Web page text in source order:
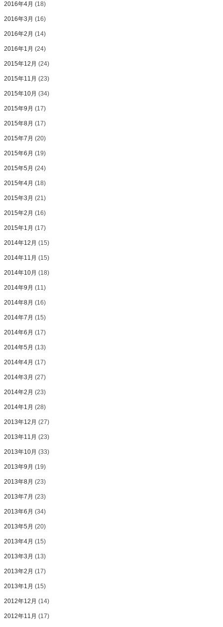
2016年4月 (18)
2016年3月 (16)
2016年2月 (14)
2016年1月 (24)
2015年12月 (24)
2015年11月 (23)
2015年10月 (34)
2015年9月 (17)
2015年8月 (17)
2015年7月 (20)
2015年6月 (19)
2015年5月 (24)
2015年4月 (18)
2015年3月 (21)
2015年2月 (16)
2015年1月 (17)
2014年12月 (15)
2014年11月 (15)
2014年10月 (18)
2014年9月 (11)
2014年8月 (16)
2014年7月 (15)
2014年6月 (17)
2014年5月 (13)
2014年4月 (17)
2014年3月 (27)
2014年2月 (23)
2014年1月 (28)
2013年12月 (27)
2013年11月 (23)
2013年10月 (33)
2013年9月 (19)
2013年8月 (23)
2013年7月 (23)
2013年6月 (34)
2013年5月 (20)
2013年4月 (15)
2013年3月 (13)
2013年2月 (17)
2013年1月 (15)
2012年12月 (14)
2012年11月 (17)